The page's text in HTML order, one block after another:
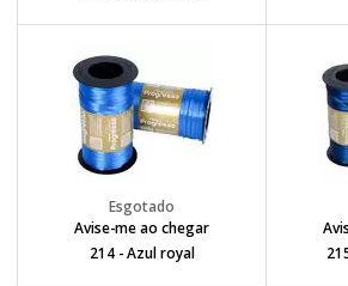
Avise-me ao chegar
214 - Azul royal